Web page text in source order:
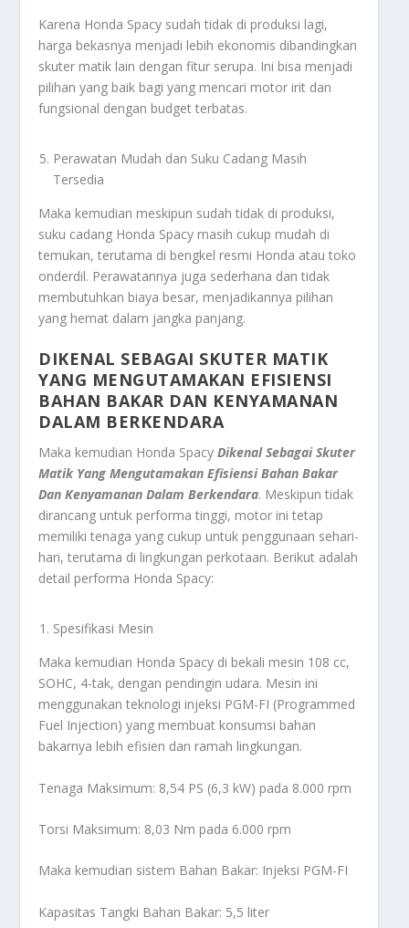
Karena Honda Spacy sudah tidak di produksi lagi,
harga bekasnya menjadi lebih ekonomis dibandingkan
skuter matik lain dengan fitur serupa. Ini bisa menjadi
pilihan yang baik bagi yang mencari motor irit dan
fungsional dengan budget terbatas.
Perawatan Mudah dan Suku Cadang Masih
Tersedia
Maka kemudian meskipun sudah tidak di produksi,
suku cadang Honda Spacy masih cukup mudah di
temukan, terutama di bengkel resmi Honda atau toko
onderdil. Perawatannya juga sederhana dan tidak
membutuhkan biaya besar, menjadikannya pilihan
yang hemat dalam jangka panjang.
DIKENAL SEBAGAI SKUTER MATIK
YANG MENGUTAMAKAN EFISIENSI
BAHAN BAKAR DAN KENYAMANAN
DALAM BERKENDARA
Maka kemudian Honda Spacy Dikenal Sebagai Skuter
Matik Yang Mengutamakan Efisiensi Bahan Bakar
Dan Kenyamanan Dalam Berkendara. Meskipun tidak
dirancang untuk performa tinggi, motor ini tetap
memiliki tenaga yang cukup untuk penggunaan sehari-
hari, terutama di lingkungan perkotaan. Berikut adalah
detail performa Honda Spacy:
Spesifikasi Mesin
Maka kemudian Honda Spacy di bekali mesin 108 cc,
SOHC, 4-tak, dengan pendingin udara. Mesin ini
menggunakan teknologi injeksi PGM-FI (Programmed
Fuel Injection) yang membuat konsumsi bahan
bakarnya lebih efisien dan ramah lingkungan.
Tenaga Maksimum: 8,54 PS (6,3 kW) pada 8.000 rpm
Torsi Maksimum: 8,03 Nm pada 6.000 rpm
Maka kemudian sistem Bahan Bakar: Injeksi PGM-FI
Kapasitas Tangki Bahan Bakar: 5,5 liter